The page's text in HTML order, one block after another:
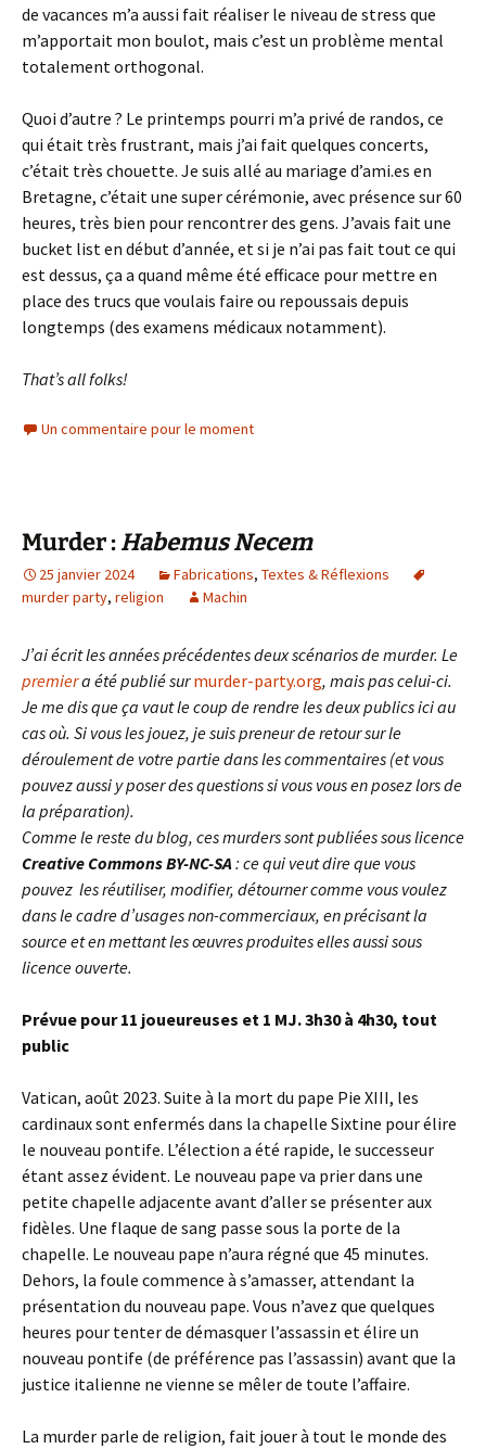
de vacances m’a aussi fait réaliser le niveau de stress que
m’apportait mon boulot, mais c’est un problème mental
totalement orthogonal.
Quoi d’autre ? Le printemps pourri m’a privé de randos, ce
qui était très frustrant, mais j’ai fait quelques concerts,
c’était très chouette. Je suis allé au mariage d’ami.es en
Bretagne, c’était une super cérémonie, avec présence sur 60
heures, très bien pour rencontrer des gens. J’avais fait une
bucket list en début d’année, et si je n’ai pas fait tout ce qui
est dessus, ça a quand même été efficace pour mettre en
place des trucs que voulais faire ou repoussais depuis
longtemps (des examens médicaux notamment).
That’s all folks!
Un commentaire pour le moment
Murder :Habemus Necem
25 janvier 2024 Fabrications, Textes & Réflexions
murder party, religion Machin
J’ai écrit les années précédentes deux scénarios de murder. Le
premiera été publié surmurder-party.org, mais pas celui-ci.
Je me dis que ça vaut le coup de rendre les deux publics ici au
cas où. Si vous les jouez, je suis preneur de retour sur le
déroulement de votre partie dans les commentaires (et vous
pouvez aussi y poser des questions si vous vous en posez lors de
la préparation).
Comme le reste du blog, ces murders sont publiées sous licence
Creative Commons BY-NC-SA: ce qui veut dire que vous
pouvez les réutiliser, modifier, détourner comme vous voulez
dans le cadre d’usages non-commerciaux, en précisant la
source et en mettant les œuvres produites elles aussi sous
licence ouverte.
Prévue pour 11 joueureuses et 1 MJ. 3h30 à 4h30, tout
public
Vatican, août 2023. Suite à la mort du pape Pie XIII, les
cardinaux sont enfermés dans la chapelle Sixtine pour élire
le nouveau pontife. L’élection a été rapide, le successeur
étant assez évident. Le nouveau pape va prier dans une
petite chapelle adjacente avant d’aller se présenter aux
fidèles. Une flaque de sang passe sous la porte de la
chapelle. Le nouveau pape n’aura régné que 45 minutes.
Dehors, la foule commence à s’amasser, attendant la
présentation du nouveau pape. Vous n’avez que quelques
heures pour tenter de démasquer l’assassin et élire un
nouveau pontife (de préférence pas l’assassin) avant que la
justice italienne ne vienne se mêler de toute l’affaire.
La murder parle de religion, fait jouer à tout le monde des